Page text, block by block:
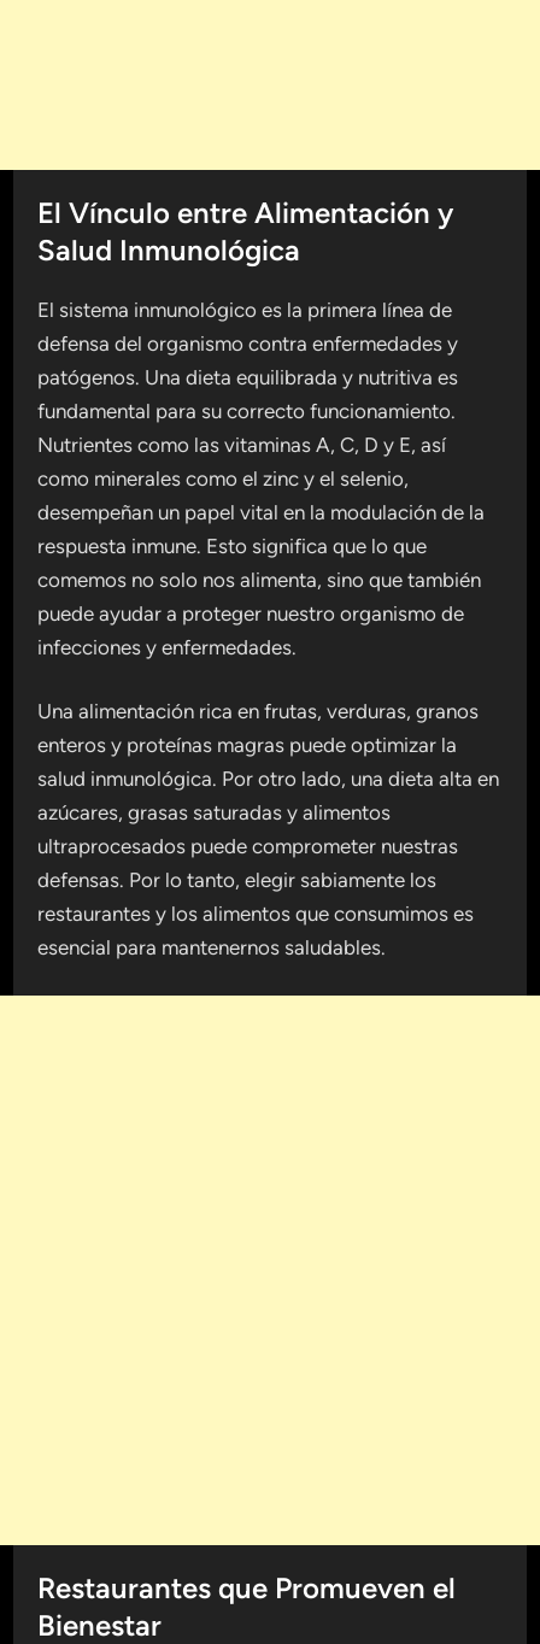
El Vínculo entre Alimentación y
Salud Inmunológica
El sistema inmunológico es la primera línea de
defensa del organismo contra enfermedades y
patógenos. Una dieta equilibrada y nutritiva es
fundamental para su correcto funcionamiento.
Nutrientes como las vitaminas A, C, D y E, así
como minerales como el zinc y el selenio,
desempeñan un papel vital en la modulación de la
respuesta inmune. Esto significa que lo que
comemos no solo nos alimenta, sino que también
puede ayudar a proteger nuestro organismo de
infecciones y enfermedades.
Una alimentación rica en frutas, verduras, granos
enteros y proteínas magras puede optimizar la
salud inmunológica. Por otro lado, una dieta alta en
azúcares, grasas saturadas y alimentos
ultraprocesados puede comprometer nuestras
defensas. Por lo tanto, elegir sabiamente los
restaurantes y los alimentos que consumimos es
esencial para mantenernos saludables.
Restaurantes que Promueven el
Bienestar